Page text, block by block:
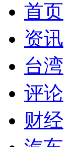
首页
资讯
台湾
评论
财经